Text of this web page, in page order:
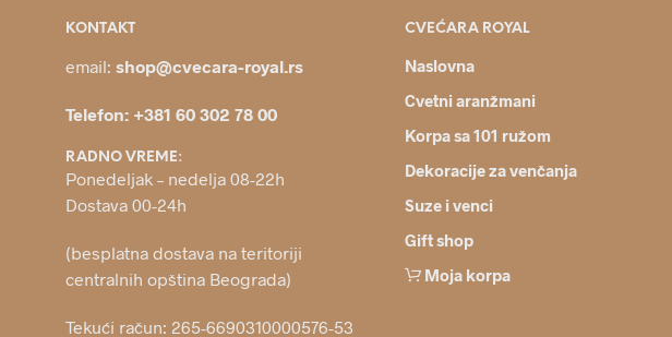
KONTAKT
email: shop@cvecara-royal.rs
Telefon: +381 60 302 78 00
RADNO VREME:
Ponedeljak – nedelja 08-22h
Dostava 00-24h
(besplatna dostava na teritoriji
centralnih opština Beograda)
Tekući račun: 265-6690310000576-53
CVEĆARA ROYAL
Naslovna
Cvetni aranžmani
Korpa sa 101 ružom
Dekoracije za venčanja
Suze i venci
Gift shop
Moja korpa